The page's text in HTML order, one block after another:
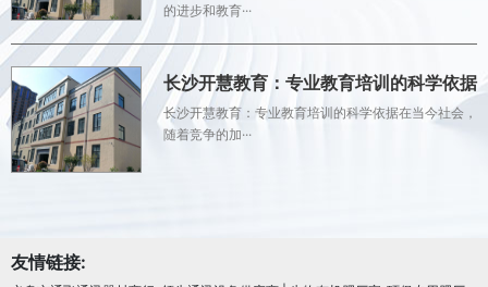
的进步和教育···
长沙开慧教育：专业教育培训的科学依据
长沙开慧教育：专业教育培训的科学依据在当今社会，
随着竞争的加···
友情链接: